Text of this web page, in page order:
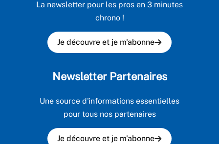
La newsletter pour les pros en 3 minutes
chrono !
Je découvre et je m'abonne
Newsletter Partenaires
Une source d'informations essentielles
pour tous nos partenaires
Je découvre et je m'abonne